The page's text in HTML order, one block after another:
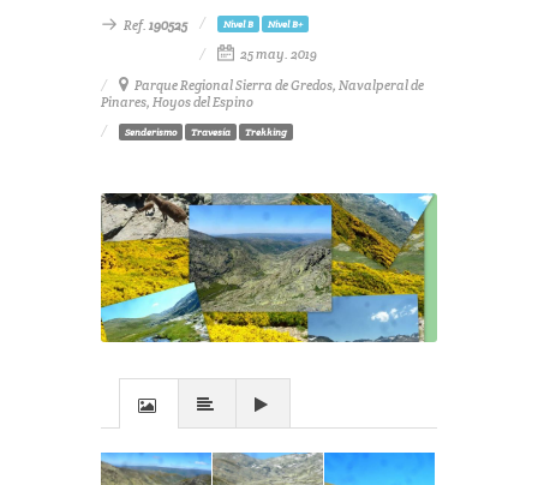
Ref. 190525 Nivel B Nivel B+
25 may. 2019
Parque Regional Sierra de Gredos, Navalperal de
Pinares, Hoyos del Espino
Senderismo Travesía Trekking